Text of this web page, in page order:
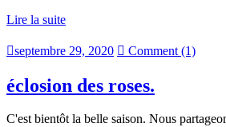
Lire la suite
septembre 29, 2020 Comment (1)
éclosion des roses.
C'est bientôt la belle saison. Nous